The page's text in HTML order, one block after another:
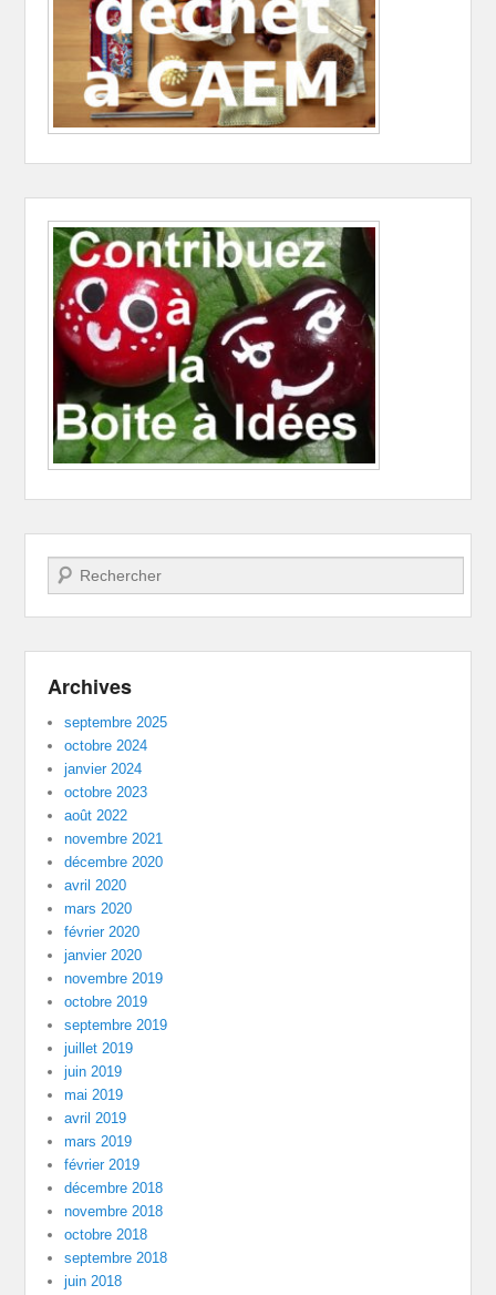
Recherche
Archives
septembre 2025
octobre 2024
janvier 2024
octobre 2023
août 2022
novembre 2021
décembre 2020
avril 2020
mars 2020
février 2020
janvier 2020
novembre 2019
octobre 2019
septembre 2019
juillet 2019
juin 2019
mai 2019
avril 2019
mars 2019
février 2019
décembre 2018
novembre 2018
octobre 2018
septembre 2018
juin 2018